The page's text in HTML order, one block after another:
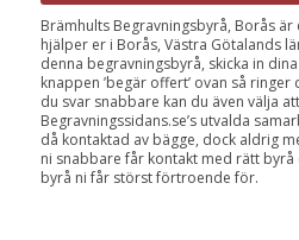
Brämhults Begravningsbyrå, Borås
hjälper er i Borås, Västra Götalands
denna begravningsbyrå, skicka in
knappen ’begär offert’ ovan så
du svar snabbare kan du även välja
Begravningssidans.se’s utvalda
då kontaktad av bägge, dock aldrig
ni snabbare får kontakt med rätt
byrå ni får störst förtroende för.